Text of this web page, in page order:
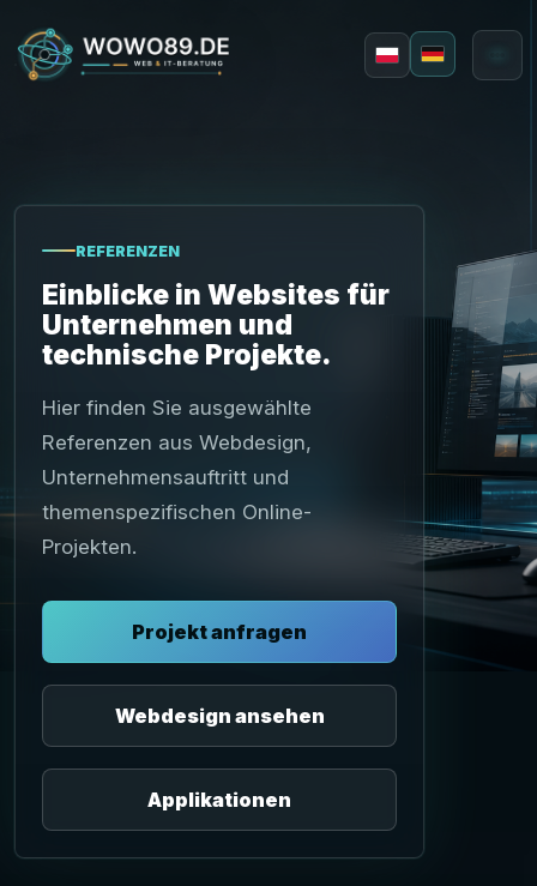
PolskiDeutsch
Webdesign
Applikationen
REFERENZEN
Einblicke in Websites für
Unternehmen und
technische Projekte.
Hier finden Sie ausgewählte
Referenzen aus Webdesign,
Unternehmensauftritt und
themenspezifischen Online-
Projekten.
Projekt anfragen
Webdesign ansehen
Applikationen